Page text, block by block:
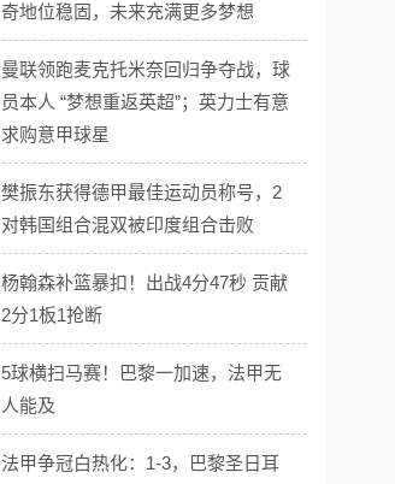
奇地位稳固，未来充满更多梦想
曼联领跑麦克托米奈回归争夺战，球
员本人 “梦想重返英超”；英力士有意
求购意甲球星
樊振东获得德甲最佳运动员称号，2
对韩国组合混双被印度组合击败
杨翰森补篮暴扣！出战4分47秒 贡献
2分1板1抢断
5球横扫马赛！巴黎一加速，法甲无
人能及
法甲争冠白热化：1-3，巴黎圣日耳